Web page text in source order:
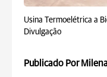
Usina Termoelétrica a
Divulgação
Publicado Por